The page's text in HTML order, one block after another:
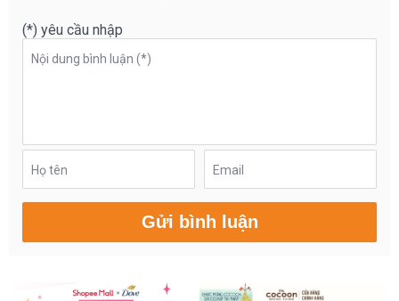
(*) yêu cầu nhập
Nội dung bình luận (*)
Họ tên Email